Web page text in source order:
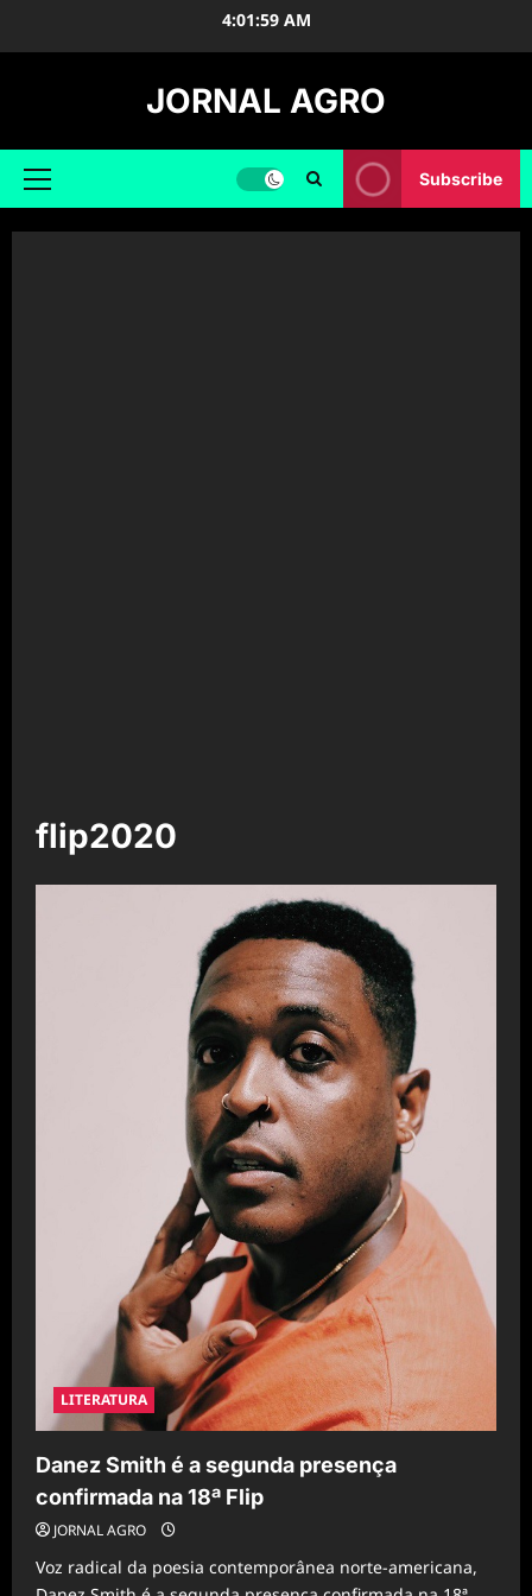
4:02:00 AM
JORNAL AGRO
Primary
Subscribe
flip2020
LITERATURA
Danez Smith é a segunda presença
confirmada na 18ª Flip
JORNAL AGRO
Voz radical da poesia contemporânea norte-americana,